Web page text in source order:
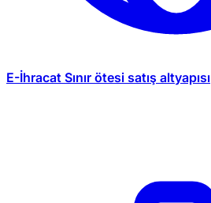
E-İhracat Sınır ötesi satış altyapısı